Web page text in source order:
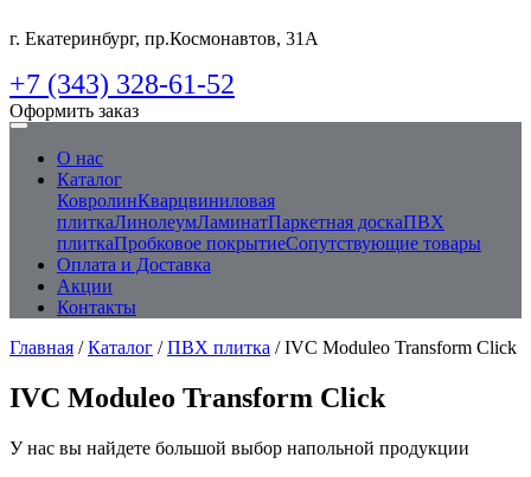
г. Екатеринбург, пр.Космонавтов, 31А
+7 (343) 328-61-52
Оформить заказ
О нас
Каталог
КовролинКварцвиниловая
плиткаЛинолеумЛаминатПаркетная доскаПВХ
плиткаПробковое покрытиеСопутствующие товары
Оплата и Доставка
Акции
Контакты
Главная /Каталог /ПВХ плитка / IVC Moduleo Transform Click
IVC Moduleo Transform Click
У нас вы найдете большой выбор напольной продукции